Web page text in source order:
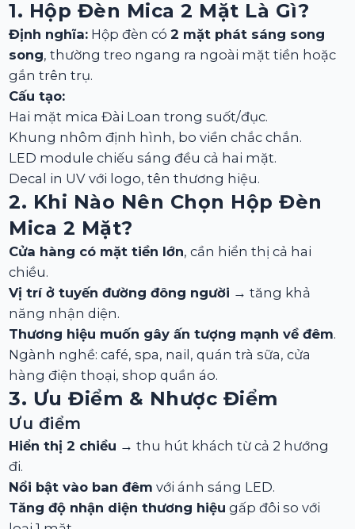
1. Hộp Đèn Mica 2 Mặt Là Gì?
Định nghĩa: Hộp đèn có2 mặt phát sáng song
song, thường treo ngang ra ngoài mặt tiền hoặc
gắn trên trụ.
Cấu tạo:
Hai mặt mica Đài Loan trong suốt/đục.
Khung nhôm định hình, bo viền chắc chắn.
LED module chiếu sáng đều cả hai mặt.
Decal in UV với logo, tên thương hiệu.
2. Khi Nào Nên Chọn Hộp Đèn
Mica 2 Mặt?
Cửa hàng có mặt tiền lớn, cần hiển thị cả hai
chiều.
Vị trí ở tuyến đường đông người → tăng khả
năng nhận diện.
Thương hiệu muốn gây ấn tượng mạnh về đêm.
Ngành nghề: café, spa, nail, quán trà sữa, cửa
hàng điện thoại, shop quần áo.
3. Ưu Điểm & Nhược Điểm
Ưu điểm
Hiển thị 2 chiều → thu hút khách từ cả 2 hướng
đi.
Nổi bật vào ban đêm với ánh sáng LED.
Tăng độ nhận diện thương hiệu gấp đôi so với